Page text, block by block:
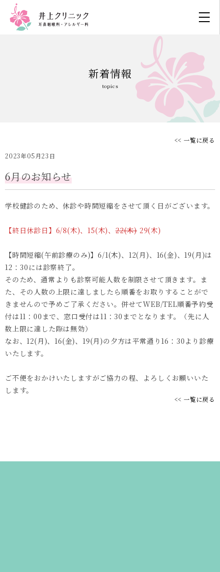
新着情報
topics
<< 一覧に戻る
2023年05月23日
6月のお知らせ
学校健診のため、休診や時間短縮をさせて頂く日がございます。
【終日休診日】6/8(木)、15(木)、22(木) 29(木)
【時間短縮(午前診療のみ)】6/1(木)、12(月)、16(金)、19(月)は
12：30には診察終了。
そのため、通常よりも診察可能人数を制限させて頂きます。ま
た、その人数の上限に達しましたら順番をお取りすることがで
きませんので予めご了承ください。併せてWEB/TEL順番予約受
付は11：00まで、窓口受付は11：30までとなります。（先に人
数上限に達した際は無効）
なお、12(月)、16(金)、19(月)の夕方は平常通り16：30より診療
いたします。
ご不便をおかけいたしますがご協力の程、よろしくお願いいた
します。
<< 一覧に戻る